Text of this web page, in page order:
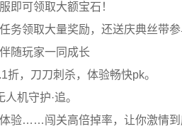
即可领取大额宝石！
务领取大量奖励，还送庆典丝带
随玩家一同成长
，刀刀刺杀，体验畅快pk。
机守护·追。
验……闯关高倍掉率，让你激情到